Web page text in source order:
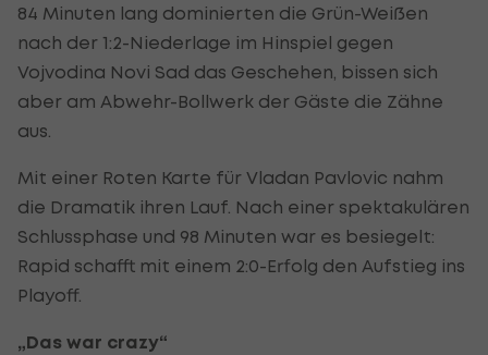
84 Minuten lang dominierten die Grün-Weißen
nach der 1:2-Niederlage im Hinspiel gegen
Vojvodina Novi Sad das Geschehen, bissen sich
aber am Abwehr-Bollwerk der Gäste die Zähne
aus.
Mit einer Roten Karte für Vladan Pavlovic nahm
die Dramatik ihren Lauf. Nach einer spektakulären
Schlussphase und 98 Minuten war es besiegelt:
Rapid schafft mit einem 2:0-Erfolg den Aufstieg ins
Playoff.
„Das war crazy“